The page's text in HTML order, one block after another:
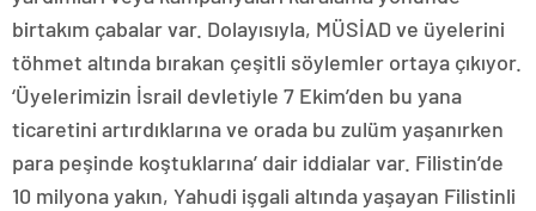
birtakım çabalar var. Dolayısıyla, MÜSİAD ve üyelerini
töhmet altında bırakan çeşitli söylemler ortaya çıkıyor.
‘Üyelerimizin İsrail devletiyle 7 Ekim’den bu yana
ticaretini artırdıklarına ve orada bu zulüm yaşanırken
para peşinde koştuklarına’ dair iddialar var. Filistin’de
10 milyona yakın, Yahudi işgali altında yaşayan Filistinli